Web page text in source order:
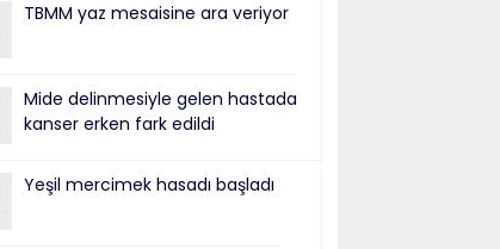
TBMM yaz mesaisine ara veriyor
Mide delinmesiyle gelen hastada
kanser erken fark edildi
Yeşil mercimek hasadı başladı